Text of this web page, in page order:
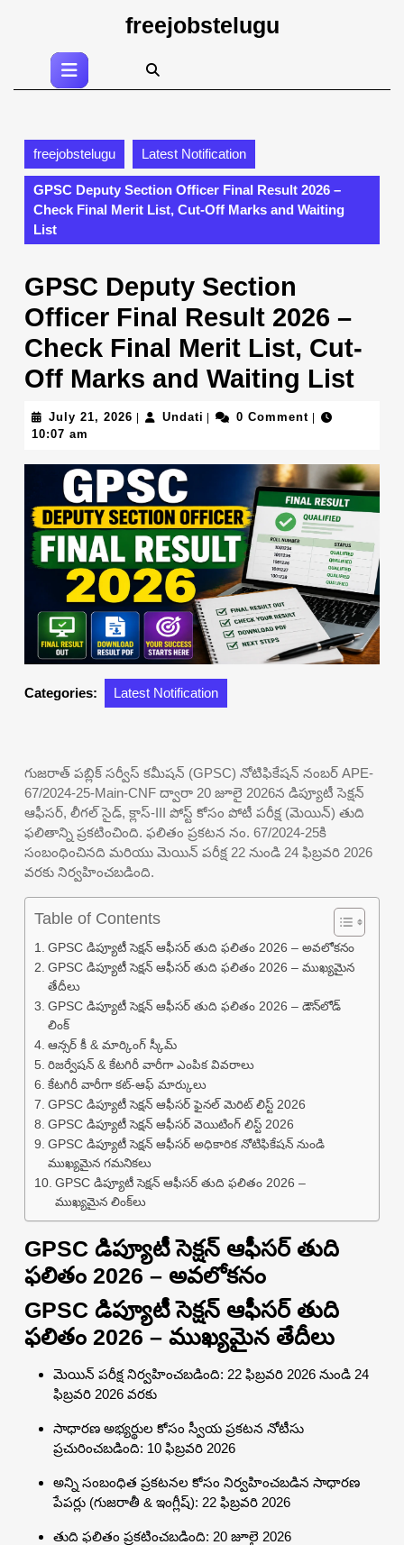
to
freejobstelugu
Open
Button
freejobstelugu Latest Notification
GPSC Deputy Section Officer Final Result 2026 –
Check Final Merit List, Cut-Off Marks and Waiting
List
GPSC Deputy Section
Officer Final Result 2026 –
Check Final Merit List, Cut-
Off Marks and Waiting List
July 21, 2026 July Undati Undati0 Comment
10:07 am
Categories: Latest Notification
గుజరాత్ పబ్లిక్ సర్వీస్ కమీషన్ (GPSC) నోటిఫికేషన్ నంబర్ APE-
67/2024-25-Main-CNF ద్వారా 20 జూలై 2026న డిప్యూటీ సెక్షన్
ఆఫీసర్, లీగల్ సైడ్, క్లాస్-III పోస్ట్ కోసం పోటీ పరీక్ష (మెయిన్) తుది
ఫలితాన్ని ప్రకటించింది. ఫలితం ప్రకటన నం. 67/2024-25కి
సంబంధించినది మరియు మెయిన్ పరీక్ష 22 నుండి 24 ఫిబ్రవరి 2026
వరకు నిర్వహించబడింది.
Table of Contents
GPSC డిప్యూటీ సెక్షన్ ఆఫీసర్ తుది ఫలితం 2026 – అవలోకనం
GPSC డిప్యూటీ సెక్షన్ ఆఫీసర్ తుది ఫలితం 2026 – ముఖ్యమైన
తేదీలు
GPSC డిప్యూటీ సెక్షన్ ఆఫీసర్ తుది ఫలితం 2026 – డౌన్‌లోడ్
లింక్
ఆన్సర్ కీ & మార్కింగ్ స్కీమ్
రిజర్వేషన్ & కేటగిరీ వారీగా ఎంపిక వివరాలు
కేటగిరీ వారీగా కట్-ఆఫ్ మార్కులు
GPSC డిప్యూటీ సెక్షన్ ఆఫీసర్ ఫైనల్ మెరిట్ లిస్ట్ 2026
GPSC డిప్యూటీ సెక్షన్ ఆఫీసర్ వెయిటింగ్ లిస్ట్ 2026
GPSC డిప్యూటీ సెక్షన్ ఆఫీసర్ అధికారిక నోటిఫికేషన్ నుండి
ముఖ్యమైన గమనికలు
GPSC డిప్యూటీ సెక్షన్ ఆఫీసర్ తుది ఫలితం 2026 –
ముఖ్యమైన లింక్‌లు
GPSC డిప్యూటీ సెక్షన్ ఆఫీసర్ తుది
ఫలితం 2026 – అవలోకనం
GPSC డిప్యూటీ సెక్షన్ ఆఫీసర్ తుది
ఫలితం 2026 – ముఖ్యమైన తేదీలు
మెయిన్ పరీక్ష నిర్వహించబడింది: 22 ఫిబ్రవరి 2026 నుండి 24
ఫిబ్రవరి 2026 వరకు
సాధారణ అభ్యర్థుల కోసం స్వీయ ప్రకటన నోటీసు
ప్రచురించబడింది: 10 ఫిబ్రవరి 2026
అన్ని సంబంధిత ప్రకటనల కోసం నిర్వహించబడిన సాధారణ
పేపర్లు (గుజరాతీ & ఇంగ్లీష్): 22 ఫిబ్రవరి 2026
తుది ఫలితం ప్రకటించబడింది: 20 జూలై 2026